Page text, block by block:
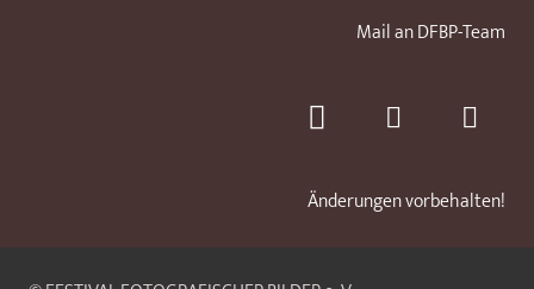
Mail an DFBP-Team
Änderungen vorbehalten!